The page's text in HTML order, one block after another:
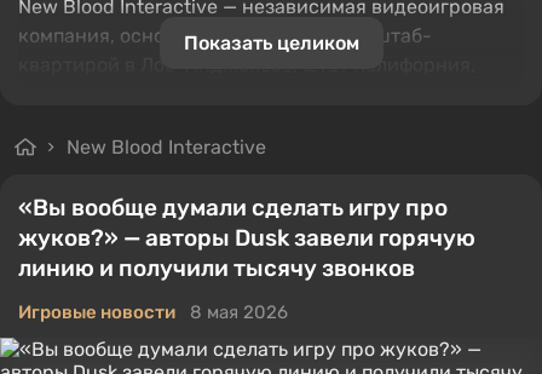
New Blood Interactive — независимая видеоигровая
компания, основанная в 2014 году со штаб-
первого лица, хорроры и экшены. Её проекты часто
элементами и яркой пиксельной графикой.
Показать целиком
New Blood Interactive
«Вы вообще думали сделать игру про
жуков?» — авторы Dusk завели горячую
линию и получили тысячу звонков
Игровые новости 8 мая 2026